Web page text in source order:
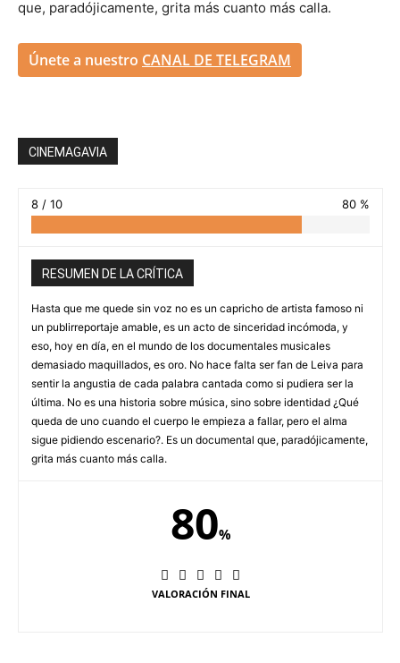
que, paradójicamente, grita más cuanto más calla.
Únete a nuestro CANAL DE TELEGRAM
CINEMAGAVIA
8 / 10 80 %
RESUMEN DE LA CRÍTICA
Hasta que me quede sin voz no es un capricho de artista famoso ni
un publirreportaje amable, es un acto de sinceridad incómoda, y
eso, hoy en día, en el mundo de los documentales musicales
demasiado maquillados, es oro. No hace falta ser fan de Leiva para
sentir la angustia de cada palabra cantada como si pudiera ser la
última. No es una historia sobre música, sino sobre identidad ¿Qué
queda de uno cuando el cuerpo le empieza a fallar, pero el alma
sigue pidiendo escenario?. Es un documental que, paradójicamente,
grita más cuanto más calla.
80%
VALORACIÓN FINAL